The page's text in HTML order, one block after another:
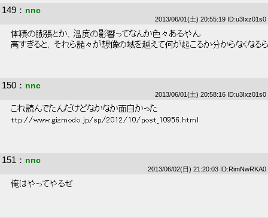
149 ： nnc
2013/06/01(土) 20:55:19 ID:u3Ixz01s0
体積の膨張とか、温度の影響ってなんか色々あるやん
高すぎると、それら諸々が想像の域を越えて何が起こるか分からなくなる
150 ： nnc
2013/06/01(土) 20:58:16 ID:u3Ixz01s0
これ読んでたんだけどなかなか面白かった
ttp://www.gizmodo.jp/sp/2012/10/post_10956.html
151 ： nnc
2013/06/02(日) 21:20:03 ID:RimNwRKA0
俺はやってやるぜ